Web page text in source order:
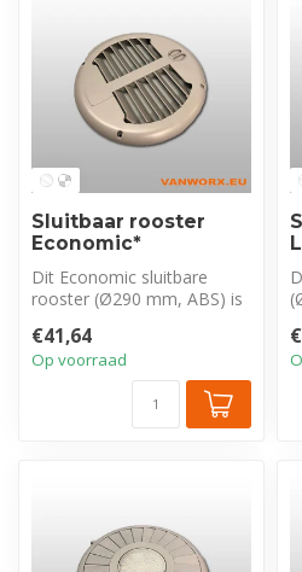
Sluitbaar rooster
Economic*
Dit Economic sluitbare
rooster (Ø290 mm, ABS) is
prijsbewuste af...
€41,64
Op voorraad